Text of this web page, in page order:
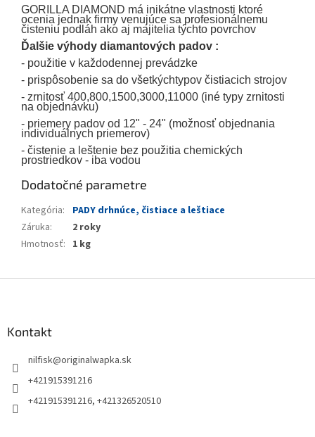
GORILLA DIAMOND má inikátne vlastnosti ktoré
ocenia jednak firmy venujúce sa profesionálnemu
čisteniu podláh ako aj majitelia týchto povrchov
Ďalšie výhody diamantových padov :
- použitie v každodennej prevádzke
- prispôsobenie sa do všetkýchtypov čistiacich strojov
- zrnitosť 400,800,1500,3000,11000 (iné typy zrnitosti
na objednávku)
- priemery padov od 12" - 24" (možnosť objednania
individuálnych priemerov)
- čistenie a leštenie bez použitia chemických
prostriedkov - iba vodou
Dodatočné parametre
Kategória:
PADY drhnúce, čistiace a leštiace
Záruka:
2 roky
Hmotnosť: 1 kg
Kontakt
nilfisk@originalwapka.sk
+421915391216
+421915391216, +421326520510